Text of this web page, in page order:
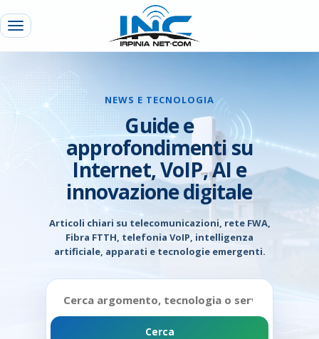
NEWS E TECNOLOGIA
Guide e
approfondimenti su
Internet, VoIP, AI e
innovazione digitale
Articoli chiari su telecomunicazioni, rete FWA,
Fibra FTTH, telefonia VoIP, intelligenza
artificiale, apparati e tecnologie emergenti.
nelle
news
Cerca